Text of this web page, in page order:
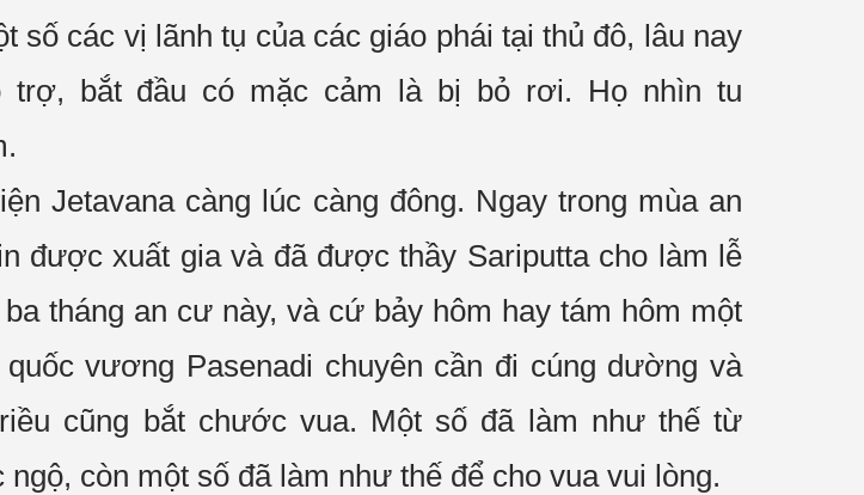
số các vị lãnh tụ của các giáo phái tại thủ đô, lâu nay
trợ, bắt đầu có mặc cảm là bị bỏ rơi. Họ nhìntu
.
Jetavana càng lúc càng đông. Ngay trong mùa an
đượcxuất giavà đã được thầy Sariputta cho làm lễ
tháng an cư này, và cứ bảy hôm hay tám hôm một
quốc vương Pasenadi chuyên cần đi cúng dường và
cũng bắt chước vua. Một số đã làm như thế từ
ngộ, còn một số đã làm như thế để cho vua vui lòng.